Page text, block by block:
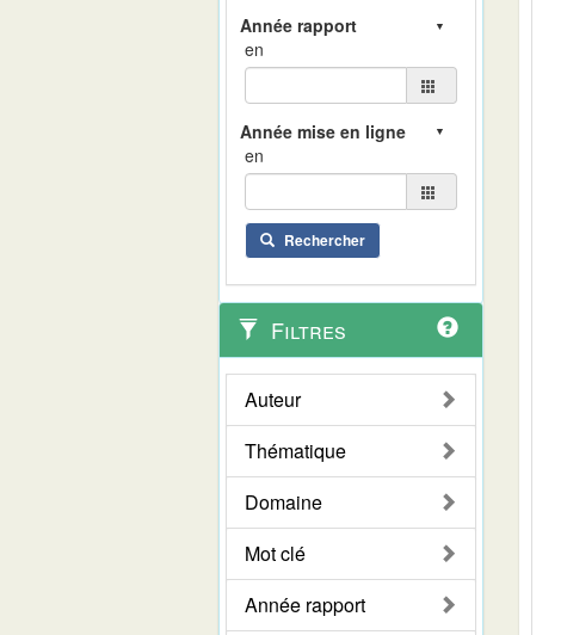
en
en
Rechercher
Filtres
Auteur
Thématique
Domaine
Mot clé
Année rapport